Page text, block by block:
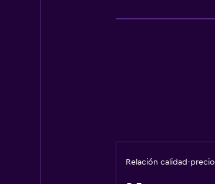
Relación calidad-precio